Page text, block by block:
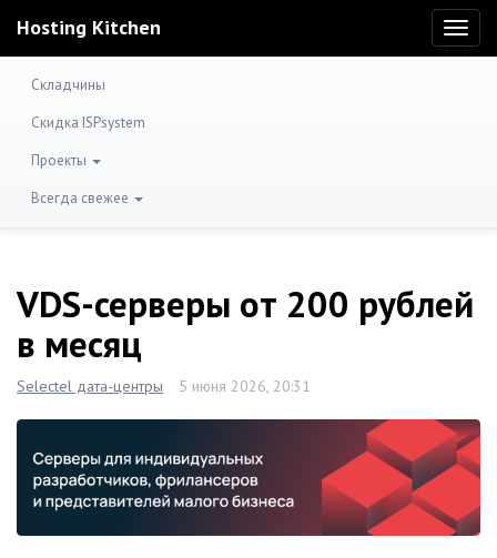
Hosting Kitchen
Складчины
Скидка ISPsystem
Проекты
Всегда свежее
VDS-серверы от 200 рублей
в месяц
Selectel дата-центры 5 июня 2026, 20:31